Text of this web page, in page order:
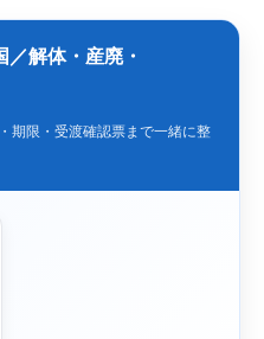
解体・産廃・
期限・受渡確認票まで一緒に整